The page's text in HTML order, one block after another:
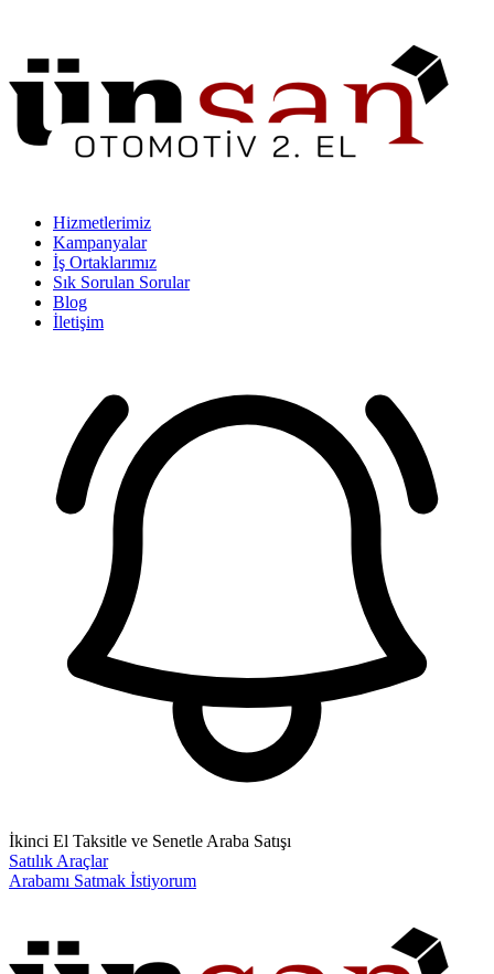
Hizmetlerimiz
Kampanyalar
İş Ortaklarımız
Sık Sorulan Sorular
Blog
İletişim
İkinci El Taksitle ve Senetle Araba Satışı
Satılık Araçlar
Arabamı Satmak İstiyorum